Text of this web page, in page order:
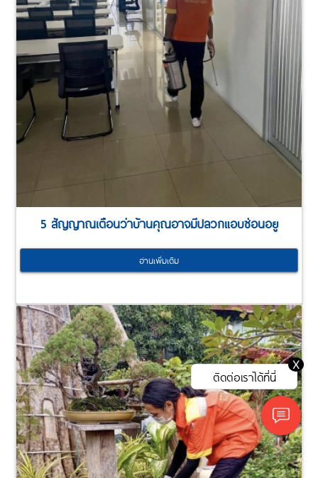
5 สัญญาณเตือนว่าบ้านคุณอาจมีปลวกแอบซ่อนอยู
อ่านเพิ่มเติม
ติดต่อเราได้ที่นี่
X